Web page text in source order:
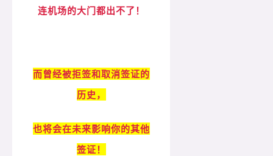
连机场的大门都出不了！
而曾经被拒签和取消签证的
历史，
也将会在未来影响你的其他
签证！